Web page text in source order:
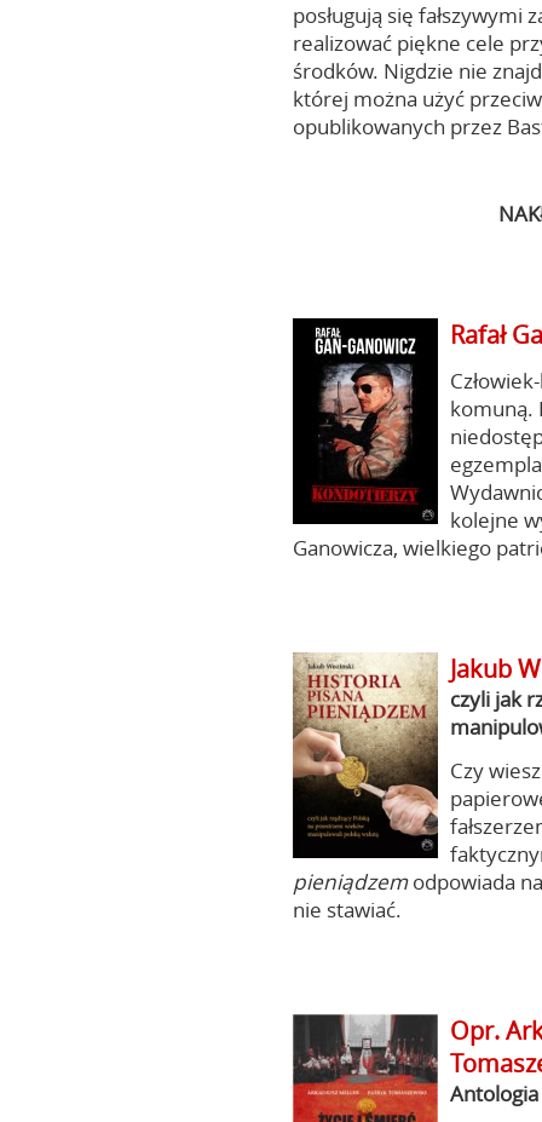
posługują się fałszywymi
realizować piękne cele
środków. Nigdzie nie
której można użyć
opublikowanych przez
Rafał
komuną.
kolejne
Ganowicza, wielkiego
Jakub
czyli jak
Czy
pieniądzemodpowiada
nie stawiać.
Opr.